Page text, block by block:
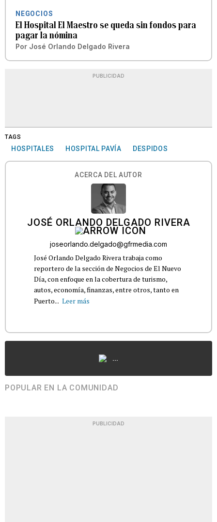
NEGOCIOS
El Hospital El Maestro se queda sin fondos para
pagar la nómina
Por José Orlando Delgado Rivera
PUBLICIDAD
TAGS
HOSPITALES HOSPITAL PAVÍA DESPIDOS
ACERCA DEL AUTOR
JOSÉ ORLANDO DELGADO RIVERA
joseorlando.delgado@gfrmedia.com
José Orlando Delgado Rivera trabaja como
reportero de la sección de Negocios de El Nuevo
Día, con enfoque en la cobertura de turismo,
autos, economía, finanzas, entre otros, tanto en
Puerto... Leer más
...
POPULAR EN LA COMUNIDAD
PUBLICIDAD